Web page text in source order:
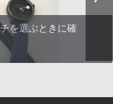
を選ぶときに確